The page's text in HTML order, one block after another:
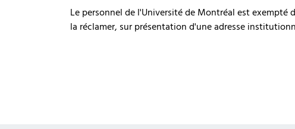
Le personnel de l'Université de Montréal est
la réclamer, sur présentation d'une adresse